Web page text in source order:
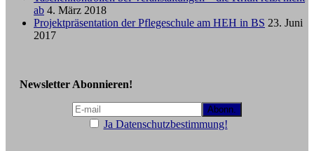
ab 4. März 2018
Projektpräsentation der Pflegeschule am HEH in BS 23. Juni
2017
Newsletter Abonnieren!
Ja Datenschutzbestimmung!